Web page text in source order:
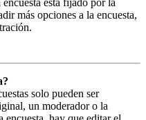
más opciones a la encuesta,
solo pueden ser
un moderador o la